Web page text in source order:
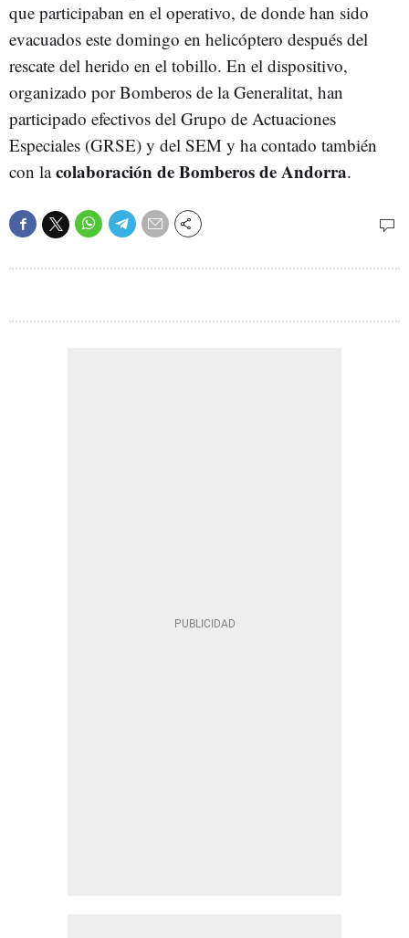
que participaban en el operativo, de donde han sido
evacuados este domingo en helicóptero después del
rescate del herido en el tobillo. En el dispositivo,
organizado por Bomberos de la Generalitat, han
participado efectivos del Grupo de Actuaciones
Especiales (GRSE) y del SEM y ha contado también
con lacolaboración de Bomberos de Andorra.